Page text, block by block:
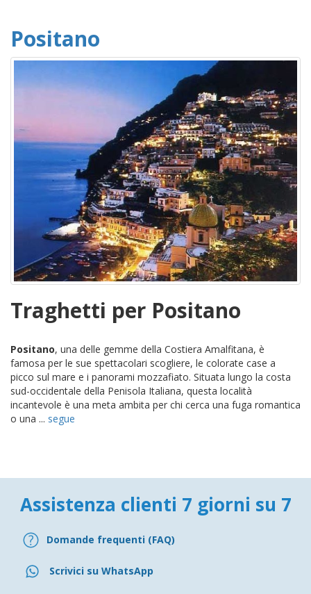
Positano
Traghetti per Positano
Positano, una delle gemme della Costiera Amalfitana, è
famosa per le sue spettacolari scogliere, le colorate case a
picco sul mare e i panorami mozzafiato. Situata lungo la costa
sud-occidentale della Penisola Italiana, questa località
incantevole è una meta ambita per chi cerca una fuga romantica
o una ... segue
Assistenza clienti 7 giorni su 7
Domande frequenti (FAQ)
Scrivici su WhatsApp